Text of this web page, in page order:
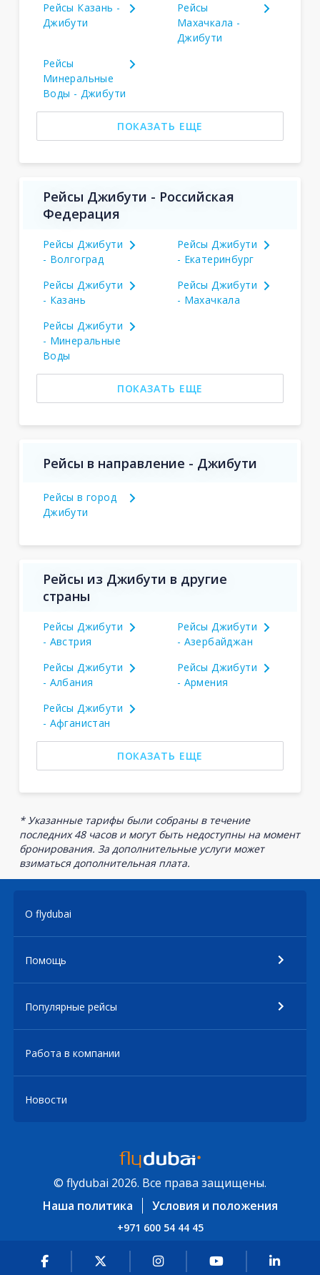
Рейсы Казань -
Джибути
Рейсы
Махачкала -
Джибути
Рейсы
Минеральные
Воды - Джибути
ПОКАЗАТЬ ЕЩЕ
Рейсы Джибути - Российская
Федерация
Рейсы Джибути
- Волгоград
Рейсы Джибути
- Екатеринбург
Рейсы Джибути
- Казань
Рейсы Джибути
- Махачкала
Рейсы Джибути
- Минеральные
Воды
ПОКАЗАТЬ ЕЩЕ
Рейсы в направление - Джибути
Рейсы в город
Джибути
Рейсы из Джибути в другие
страны
Рейсы Джибути
- Австрия
Рейсы Джибути
- Азербайджан
Рейсы Джибути
- Албания
Рейсы Джибути
- Армения
Рейсы Джибути
- Афганистан
ПОКАЗАТЬ ЕЩЕ
* Указанные тарифы были собраны в течение
последних 48 часов и могут быть недоступны на момент
бронирования. За дополнительные услуги может
взиматься дополнительная плата.
О flydubai
Помощь
Популярные рейсы
Работа в компании
Новости
© flydubai 2026. Все права защищены.
Наша политика
Условия и положения
+971 600 54 44 45